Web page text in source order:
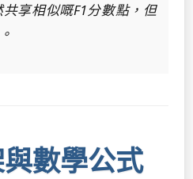
享相似嘅F1分數點，但
數學公式